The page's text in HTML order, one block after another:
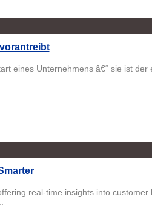
eines Unternehmens â€“ sie ist
real-time insights into